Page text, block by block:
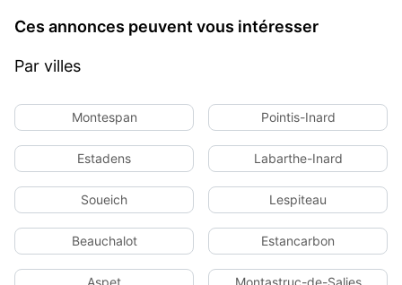
Ces annonces peuvent vous intéresser
Par villes
Montespan Pointis-Inard
Estadens Labarthe-Inard
Soueich Lespiteau
Beauchalot Estancarbon
Aspet Montastruc-de-Salies